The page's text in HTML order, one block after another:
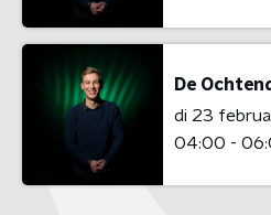
De
di 23
04:00 -